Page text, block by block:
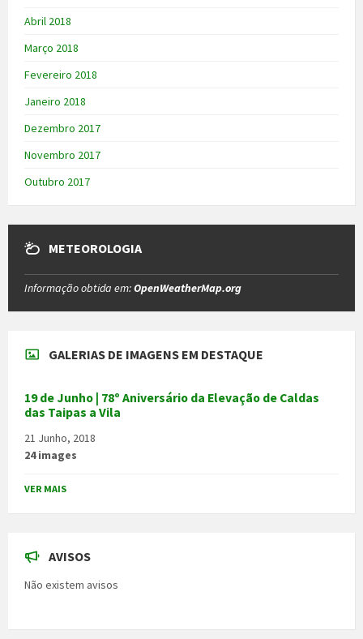
Abril 2018
Março 2018
Fevereiro 2018
Janeiro 2018
Dezembro 2017
Novembro 2017
Outubro 2017
METEOROLOGIA
Informação obtida em:OpenWeatherMap.org
GALERIAS DE IMAGENS EM DESTAQUE
19 de Junho | 78º Aniversário da Elevação de Caldas
das Taipas a Vila
21 Junho, 2018
24 images
VER MAIS
AVISOS
Não existem avisos